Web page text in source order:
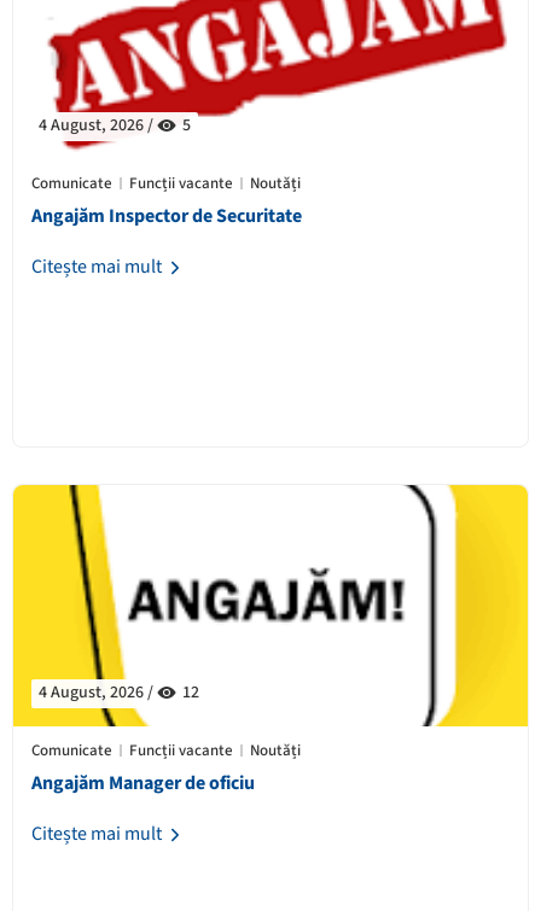
4 August, 2026 / 5
Comunicate Funcții vacante Noutăți
Angajăm Inspector de Securitate
Citește mai mult
4 August, 2026 / 12
Comunicate Funcții vacante Noutăți
Angajăm Manager de oficiu
Citește mai mult